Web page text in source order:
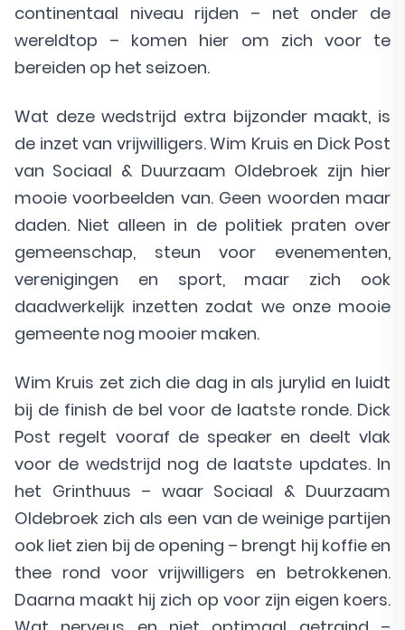
continentaal niveau rijden – net onder de
wereldtop – komen hier om zich voor te
bereiden op het seizoen.
Wat deze wedstrijd extra bijzonder maakt, is
de inzet van vrijwilligers. Wim Kruis en Dick Post
van Sociaal & Duurzaam Oldebroek zijn hier
mooie voorbeelden van. Geen woorden maar
daden. Niet alleen in de politiek praten over
gemeenschap, steun voor evenementen,
verenigingen en sport, maar zich ook
daadwerkelijk inzetten zodat we onze mooie
gemeente nog mooier maken.
Wim Kruis zet zich die dag in als jurylid en luidt
bij de finish de bel voor de laatste ronde. Dick
Post regelt vooraf de speaker en deelt vlak
voor de wedstrijd nog de laatste updates. In
het Grinthuus – waar Sociaal & Duurzaam
Oldebroek zich als een van de weinige partijen
ook liet zien bij de opening – brengt hij koffie en
thee rond voor vrijwilligers en betrokkenen.
Daarna maakt hij zich op voor zijn eigen koers.